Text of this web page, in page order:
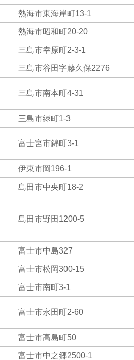
熱海市東海岸町13-1
熱海市昭和町20-20
三島市幸原町2-3-1
三島市谷田字藤久保2276
三島市南本町4-31
三島市緑町1-3
富士宮市錦町3-1
伊東市岡196-1
島田市中央町18-2
島田市野田1200-5
富士市中島327
富士市松岡300-15
富士市南町3-1
富士市永田町2-60
富士市高島町50
富士市中之郷2500-1